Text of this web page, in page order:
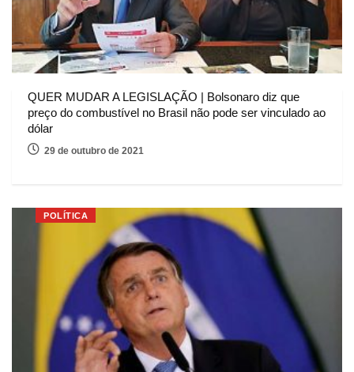
QUER MUDAR A LEGISLAÇÃO | Bolsonaro diz que
preço do combustível no Brasil não pode ser vinculado ao
dólar
29 de outubro de 2021
POLÍTICA